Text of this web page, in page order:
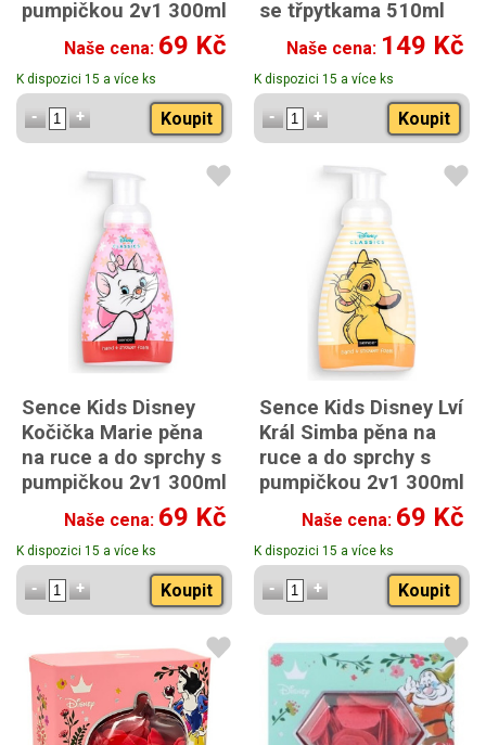
pumpičkou 2v1 300ml
Naše cena: 69 Kč
K dispozici 15 a více ks
Koupit
se třpytkama 510ml
Naše cena: 149 Kč
K dispozici 15 a více ks
Koupit
Sence Kids Disney
Kočička Marie pěna
na ruce a do sprchy s
pumpičkou 2v1 300ml
Naše cena: 69 Kč
K dispozici 15 a více ks
Koupit
Sence Kids Disney Lví
Král Simba pěna na
ruce a do sprchy s
pumpičkou 2v1 300ml
Naše cena: 69 Kč
K dispozici 15 a více ks
Koupit